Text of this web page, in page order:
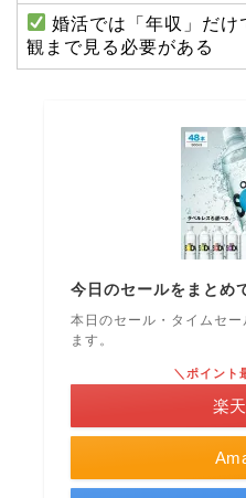
婚活では「年収」だけ
観まで見る必要がある
今日のセールをまとめ
本日のセール・タイムセ
ます。
＼ポイント
楽